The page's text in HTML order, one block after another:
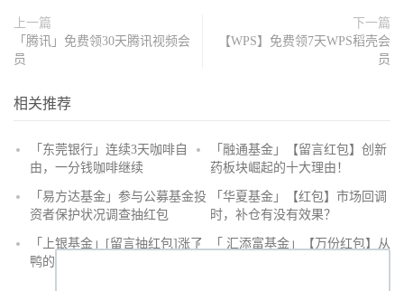
上一篇
「腾讯」免费领30天腾讯视频会
员
下一篇
【WPS】免费领7天WPS稻壳会
员
相关推荐
「东莞银行」连续3天咖啡自
由，一分钱咖啡继续
「融通基金」【留言红包】创新
药板块崛起的十大理由！
「易方达基金」参与公募基金投
资者保护状况调查抽红包
「华夏基金」【红包】市场回调
时，补仓有没有效果？
「上银基金」[留言抽红包]​涨了
鸭的投资旅途
「 汇添富基金」【万份红包】从